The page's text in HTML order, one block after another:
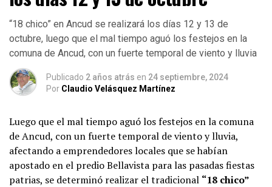
“18 chico” en Ancud se realizará los días 12 y 13 de
octubre, luego que el mal tiempo aguó los festejos en la
comuna de Ancud, con un fuerte temporal de viento y lluvia
Publicado 2 años atrás en 24 septiembre, 2024
Por Claudio Velásquez Martínez
Luego que el mal tiempo aguó los festejos en la comuna
de Ancud, con un fuerte temporal de viento y lluvia,
afectando a emprendedores locales que se habían
apostado en el predio Bellavista para las pasadas fiestas
patrias, se determinó realizar el tradicional “18 chico”